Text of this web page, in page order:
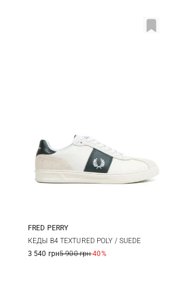
7 UK 8 UK 9 UK 9,5 UK
FRED PERRY
КЕДЫ B4 TEXTURED POLY / SUEDE
3 540 грн5 900 грн-40%